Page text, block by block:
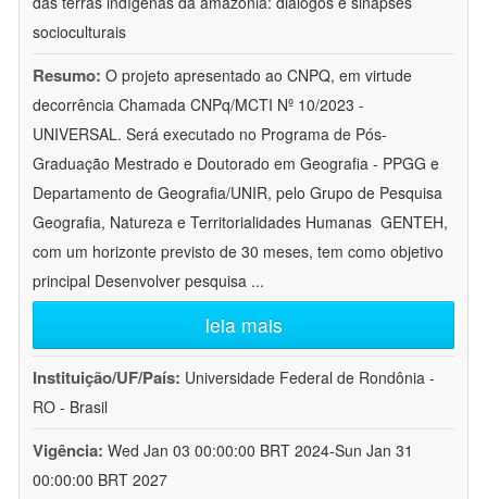
socioculturais
Resumo: O projeto apresentado ao CNPQ, em virtude
decorrência Chamada CNPq/MCTI Nº 10/2023 -
UNIVERSAL. Será executado no Programa de Pós-
Graduação Mestrado e Doutorado em Geografia - PPGG e
Departamento de Geografia/UNIR, pelo Grupo de Pesquisa
Geografia, Natureza e Territorialidades Humanas  GENTEH,
com um horizonte previsto de 30 meses, tem como objetivo
principal Desenvolver pesquisa ...
leia mais
Instituição/UF/País: Universidade Federal de Rondônia -
RO - Brasil
Vigência: Wed Jan 03 00:00:00 BRT 2024-Sun Jan 31
00:00:00 BRT 2027